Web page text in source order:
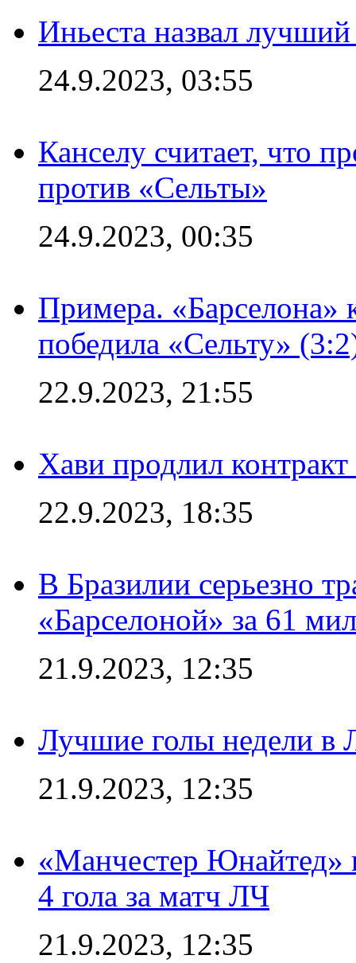
Иньеста назвал
24.9.2023, 03:55
Канселу считает, что
против «Сельты»
24.9.2023, 00:35
Примера. «Барселона»
победила «Сельту»
22.9.2023, 21:55
Хави продлил
22.9.2023, 18:35
В Бразилии серьезно
«Барселоной» за 61
21.9.2023, 12:35
Лучшие голы недели в
21.9.2023, 12:35
«Манчестер Юнайтед»
4 гола за матч ЛЧ
21.9.2023, 12:35